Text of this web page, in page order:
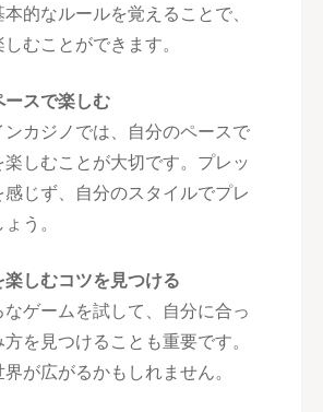
的なルールを覚えることで、
むことができます。
ースで楽しむ
ンカジノでは、自分のペースで
しむことが大切です。プレッ
感じず、自分のスタイルでプレ
う。
しむコツを見つける
なゲームを試して、自分に合っ
を見つけることも重要です。
が広がるかもしれません。